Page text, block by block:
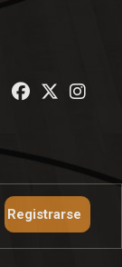
Registrarse